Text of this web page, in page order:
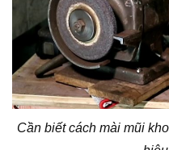
Cần biết cách mài mũi